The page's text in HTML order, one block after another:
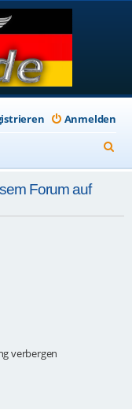
Anmelden
u
h
Forum auf
verbergen